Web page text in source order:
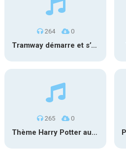
264 0
Tramway démarre et s’éloigne #2
265 0
Thème Harry Potter au carillon